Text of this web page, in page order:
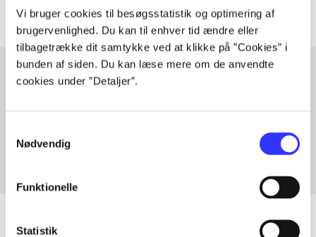
Vi bruger cookies til besøgsstatistik og optimering af
brugervenlighed. Du kan til enhver tid ændre eller
tilbagetrække dit samtykke ved at klikke på ”Cookies” i
bunden af siden. Du kan læse mere om de anvendte
cookies under ”Detaljer”.
Nødvendig
Funktionelle
Statistik